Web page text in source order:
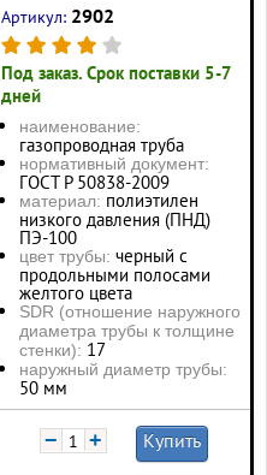
Артикул: 2902
Под заказ. Срок поставки 5-7
дней
наименование:
газопроводная труба
нормативный документ:
ГОСТ Р 50838-2009
материал: полиэтилен
низкого давления (ПНД)
ПЭ-100
цвет трубы: черный с
продольными полосами
желтого цвета
SDR (отношение наружного
диаметра трубы к толщине
стенки): 17
наружный диаметр трубы:
50 мм
− + Купить